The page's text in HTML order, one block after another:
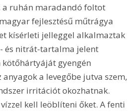
a ruhán maradandó foltot
fejlesztésű műtrágya
kísérleti jelleggel alkalmaztak
és nitrát-tartalma jelent
kötőhártyáját gyengén
a levegőbe jutva szem,
irritációt okozhatnak.
kell leöblíteni őket. A fenti